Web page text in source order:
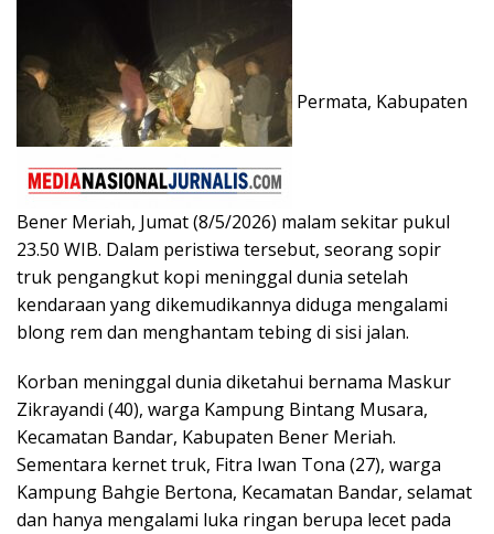
Permata, Kabupaten
Bener Meriah, Jumat (8/5/2026) malam sekitar pukul
23.50 WIB. Dalam peristiwa tersebut, seorang sopir
truk pengangkut kopi meninggal dunia setelah
kendaraan yang dikemudikannya diduga mengalami
blong rem dan menghantam tebing di sisi jalan.
Korban meninggal dunia diketahui bernama Maskur
Zikrayandi (40), warga Kampung Bintang Musara,
Kecamatan Bandar, Kabupaten Bener Meriah.
Sementara kernet truk, Fitra Iwan Tona (27), warga
Kampung Bahgie Bertona, Kecamatan Bandar, selamat
dan hanya mengalami luka ringan berupa lecet pada